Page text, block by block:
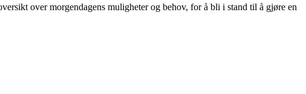
over morgendagens muligheter og behov, for å bli i stand til å gjøre en